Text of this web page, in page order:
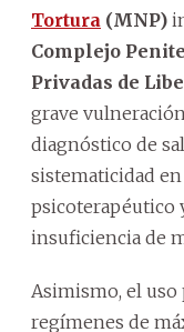
Tortura (MNP)
Complejo
Privadas de
grave
diagnóstico de
sistematicidad
psicoterapéutico
insuficiencia de
Asimismo, el
regímenes de